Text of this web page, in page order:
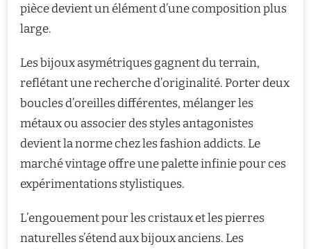
pièce devient un élément d’une composition plus
large.
Les bijoux asymétriques gagnent du terrain,
reflétant une recherche d’originalité. Porter deux
boucles d’oreilles différentes, mélanger les
métaux ou associer des styles antagonistes
devient la norme chez les fashion addicts. Le
marché vintage offre une palette infinie pour ces
expérimentations stylistiques.
L’engouement pour les cristaux et les pierres
naturelles s’étend aux bijoux anciens. Les